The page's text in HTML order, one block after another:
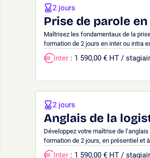
Prise de parole en
Maîtrisez les fondamentaux de la
formation de 2 jours en inter ou intra
2 jours
Inter : 1 590,00 € HT /
Anglais de la
Développez votre maîtrise de
formation de 2 jours, en présentiel et
2 jours
Inter : 1 590,00 € HT /